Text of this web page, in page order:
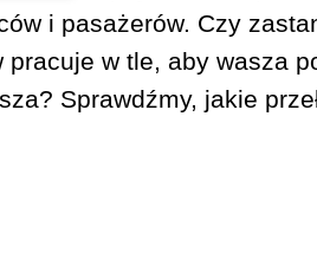
i pasażerów. Czy
pracuje w tle, aby wasza
Sprawdźmy, jakie